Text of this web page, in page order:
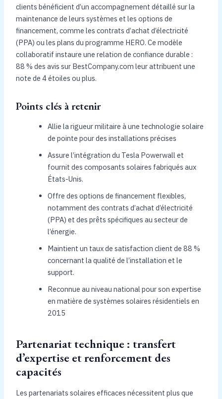
clients bénéficient d’un accompagnement détaillé sur la
maintenance de leurs systèmes et les options de
financement, comme les contrats d’achat d’électricité
(PPA) ou les plans du programme HERO. Ce modèle
collaboratif instaure une relation de confiance durable :
88 % des avis sur BestCompany.com leur attribuent une
note de 4 étoiles ou plus.
Points clés à retenir
Allie la rigueur militaire à une technologie solaire
de pointe pour des installations précises
Assure l’intégration du Tesla Powerwall et
fournit des composants solaires fabriqués aux
États-Unis.
Offre des options de financement flexibles,
notamment des contrats d’achat d’électricité
(PPA) et des prêts spécifiques au secteur de
l’énergie.
Maintient un taux de satisfaction client de 88 %
concernant la qualité de l’installation et le
support.
Reconnue au niveau national pour son expertise
en matière de systèmes solaires résidentiels en
2015
Partenariat technique : transfert
d’expertise et renforcement des
capacités
Les partenariats solaires efficaces nécessitent plus que